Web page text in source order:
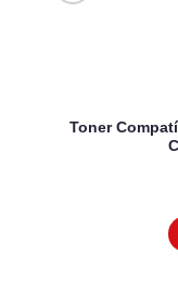
Toner